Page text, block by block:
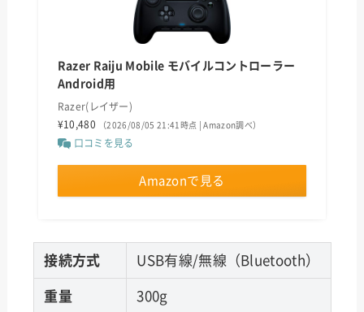
Razer Raiju Mobile モバイルコントローラー
Android用
Razer(レイザー)
¥10,480
（2026/08/05 21:41時点 | Amazon調べ）
口コミを見る
Amazonで見る
接続方式 USB有線/無線（Bluetooth）
重量 300g